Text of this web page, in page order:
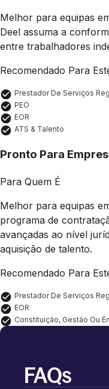
Melhor para equipas
Deel assuma a
entre trabalhadores
Recomendado Para
Prestador De Serviços
PEO
EOR
ATS & Talento
Pronto Para
Para Quem É
Melhor para equipas
programa de
avançadas ao nível
aquisição de talento.
Recomendado Para
Prestador De Serviços
EOR
Constituição, Gestão Ou
FAQs